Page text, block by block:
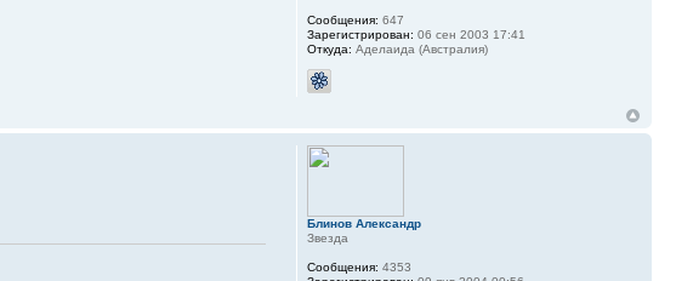
Сообщения: 647
Зарегистрирован: 06 сен 2003 17:41
Откуда: Аделаида (Австралия)
Блинов Александр
Звезда
Сообщения: 4353